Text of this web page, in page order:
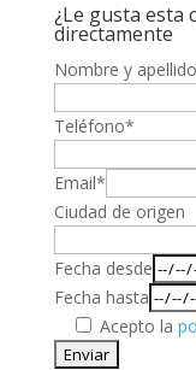
¿Le gusta esta
directamente
Nombre y
Teléfono*
Email*
Ciudad de origen
Fecha desde
Fecha hasta
Acepto la